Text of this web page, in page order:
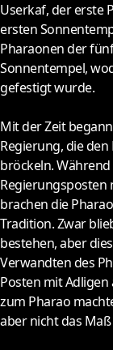
Userkaf, der erste
ersten
Pharaonen der
Sonnentempel,
gefestigt wurde.
Mit der Zeit
Regierung, die
bröckeln.
Regierungsposten
brachen die
Tradition. Zwar
bestehen, aber
Verwandten des
Posten mit
zum Pharao
aber nicht das